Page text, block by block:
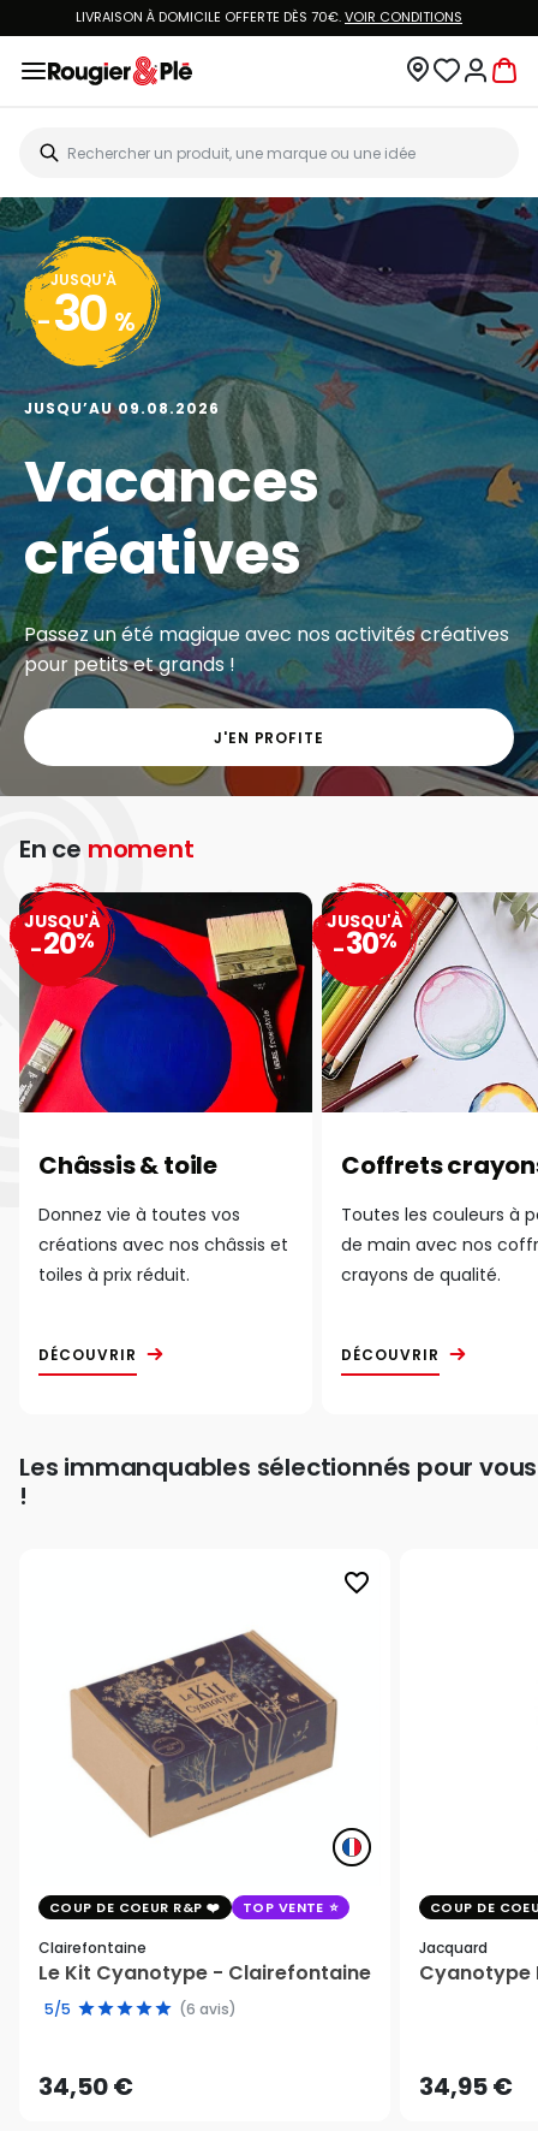
LIVRAISON À DOMICILE OFFERTE DÈS 70€.VOIR CONDITIONS
JUSQU'À
- 30 %
JUSQU’AU 09.08.2026
Vacances
créatives
Passez un été magique avec nos activités créatives
pour petits et grands !
J'EN PROFITE
En ce moment
Châssis & toile
Donnez vie à toutes vos
créations avec nos châssis et
toiles à prix réduit.
DÉCOUVRIR
JUSQU'À
-20%
Coffrets
Toutes les couleurs à
de main avec nos
crayons de qualité.
DÉCOUVRIR
JUSQU'À
-30%
Les immanquables sélectionnés pour vous
!
favorite_border
COUP DE COEUR R&P TOP VENTE
Clairefontaine
Le Kit Cyanotype - Clairefontaine
5/5 (6 avis)
34,50 €
COUP DE
Jacquard
Cyanotype
34,95 €